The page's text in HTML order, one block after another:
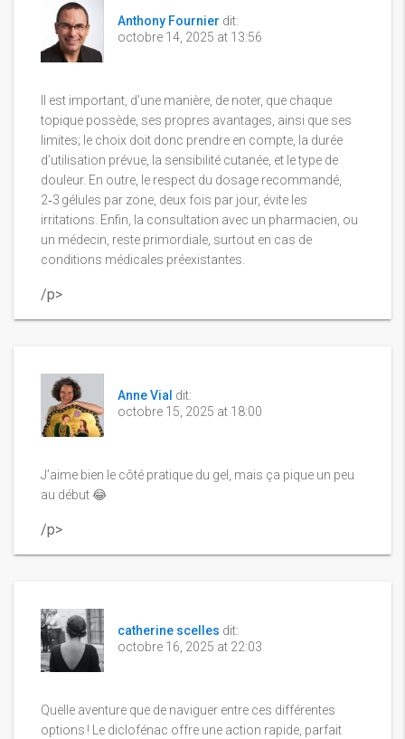
Anthony Fournier dit:
octobre 14, 2025 at 13:56
Il est important, d’une manière, de noter, que chaque
topique possède, ses propres avantages, ainsi que ses
limites; le choix doit donc prendre en compte, la durée
d’utilisation prévue, la sensibilité cutanée, et le type de
douleur. En outre, le respect du dosage recommandé,
2‑3 gélules par zone, deux fois par jour, évite les
irritations. Enfin, la consultation avec un pharmacien, ou
un médecin, reste primordiale, surtout en cas de
conditions médicales préexistantes.
/p>
Anne Vial dit:
octobre 15, 2025 at 18:00
J’aime bien le côté pratique du gel, mais ça pique un peu
au début 😂
/p>
catherine scelles dit:
octobre 16, 2025 at 22:03
Quelle aventure que de naviguer entre ces différentes
options ! Le diclofénac offre une action rapide, parfait